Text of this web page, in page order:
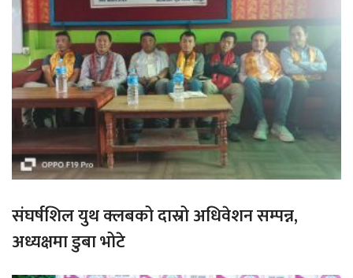
संघर्षशिल युथ क्लबको दास्रो अधिवेशन सम्पन्न,
अध्यक्षमा डुबा भोटे